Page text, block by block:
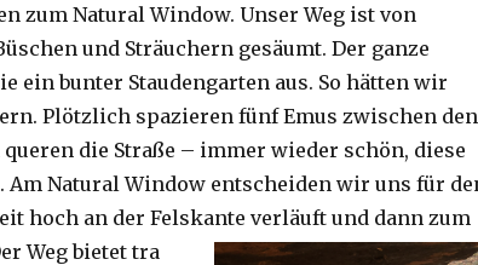
zum Natural Window. Unser Weg ist von
und Sträuchern gesäumt. Der ganze
ein bunter Staudengarten aus. So hätten wir
Plötzlich spazieren fünf Emus zwischen den
die Straße – immer wieder schön, diese
Am Natural Window entscheiden wir uns für
hoch an der Felskante verläuft und dann zum
Weg bietet tra